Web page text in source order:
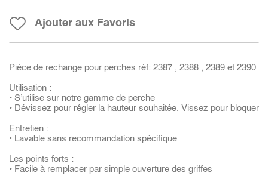
Ajouter aux Favoris
Pièce de rechange pour perches réf: 2387 , 2388 , 2389 et 2390
Utilisation :
• S’utilise sur notre gamme de perche
• Dévissez pour régler la hauteur souhaitée. Vissez pour bloquer
Entretien :
• Lavable sans recommandation spécifique
Les points forts :
• Facile à remplacer par simple ouverture des griffes